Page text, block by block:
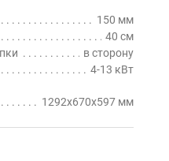
150 мм
40 см
в сторону
4-13 кВт
1292x670x597 мм